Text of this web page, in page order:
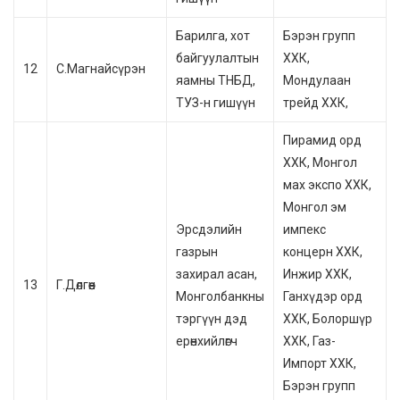
12 С.Магнайсүрэн
Барилга, хот
байгуулалтын
яамны ТНБД,
ТУЗ-н гишүүн
Бэрэн групп
ХХК,
Мондулаан
трейд ХХК,
13 Г.Дөлгөөн
Эрсдэлийн
газрын
захирал асан,
Монголбанкны
тэргүүн дэд
ерөнхийлөгч
Пирамид орд
ХХК, Монгол
мах экспо ХХК,
Монгол эм
импекс
концерн ХХК,
Инжир ХХК,
Ганхүдэр орд
ХХК, Болоршүр
ХХК, Газ-
Импорт ХХК,
Бэрэн групп